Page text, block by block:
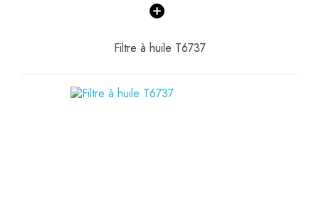
Filtre à huile T6737